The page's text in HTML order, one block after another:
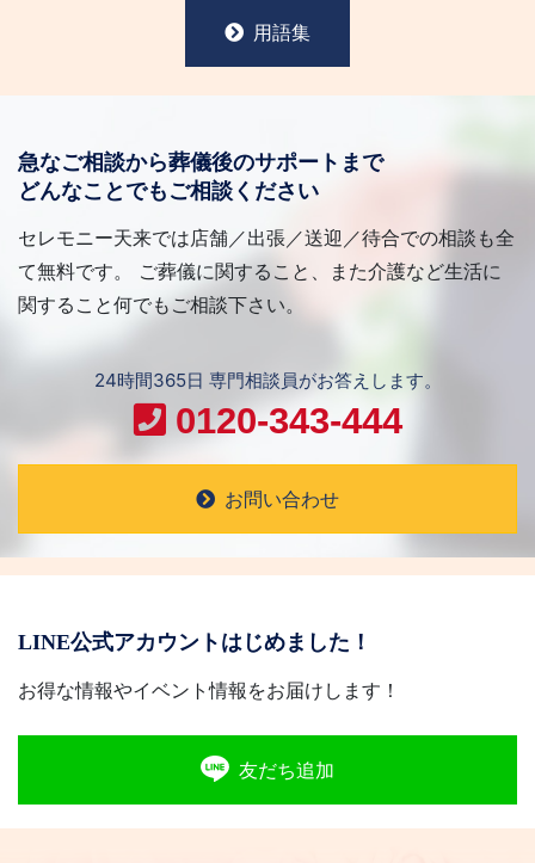
用語集
急なご相談から葬儀後のサポートまで
どんなことでもご相談ください
セレモニー天来では店舗／出張／送迎／待合での相談も全
て無料です。 ご葬儀に関すること、また介護など生活に
関すること何でもご相談下さい。
24時間365日 専門相談員がお答えします。
0120-343-444
お問い合わせ
LINE公式アカウントはじめました！
お得な情報やイベント情報をお届けします！
友だち追加